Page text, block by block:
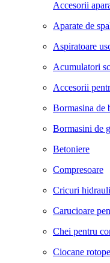
Accesorii
Aparate de
Aspiratoare
Acumulatori
Accesorii
Bormasina
Bormasini de
Betoniere
Compresoare
Cricuri
Carucioare
Chei pentru
Ciocane